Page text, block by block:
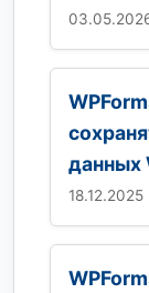
данных
18.12.2025